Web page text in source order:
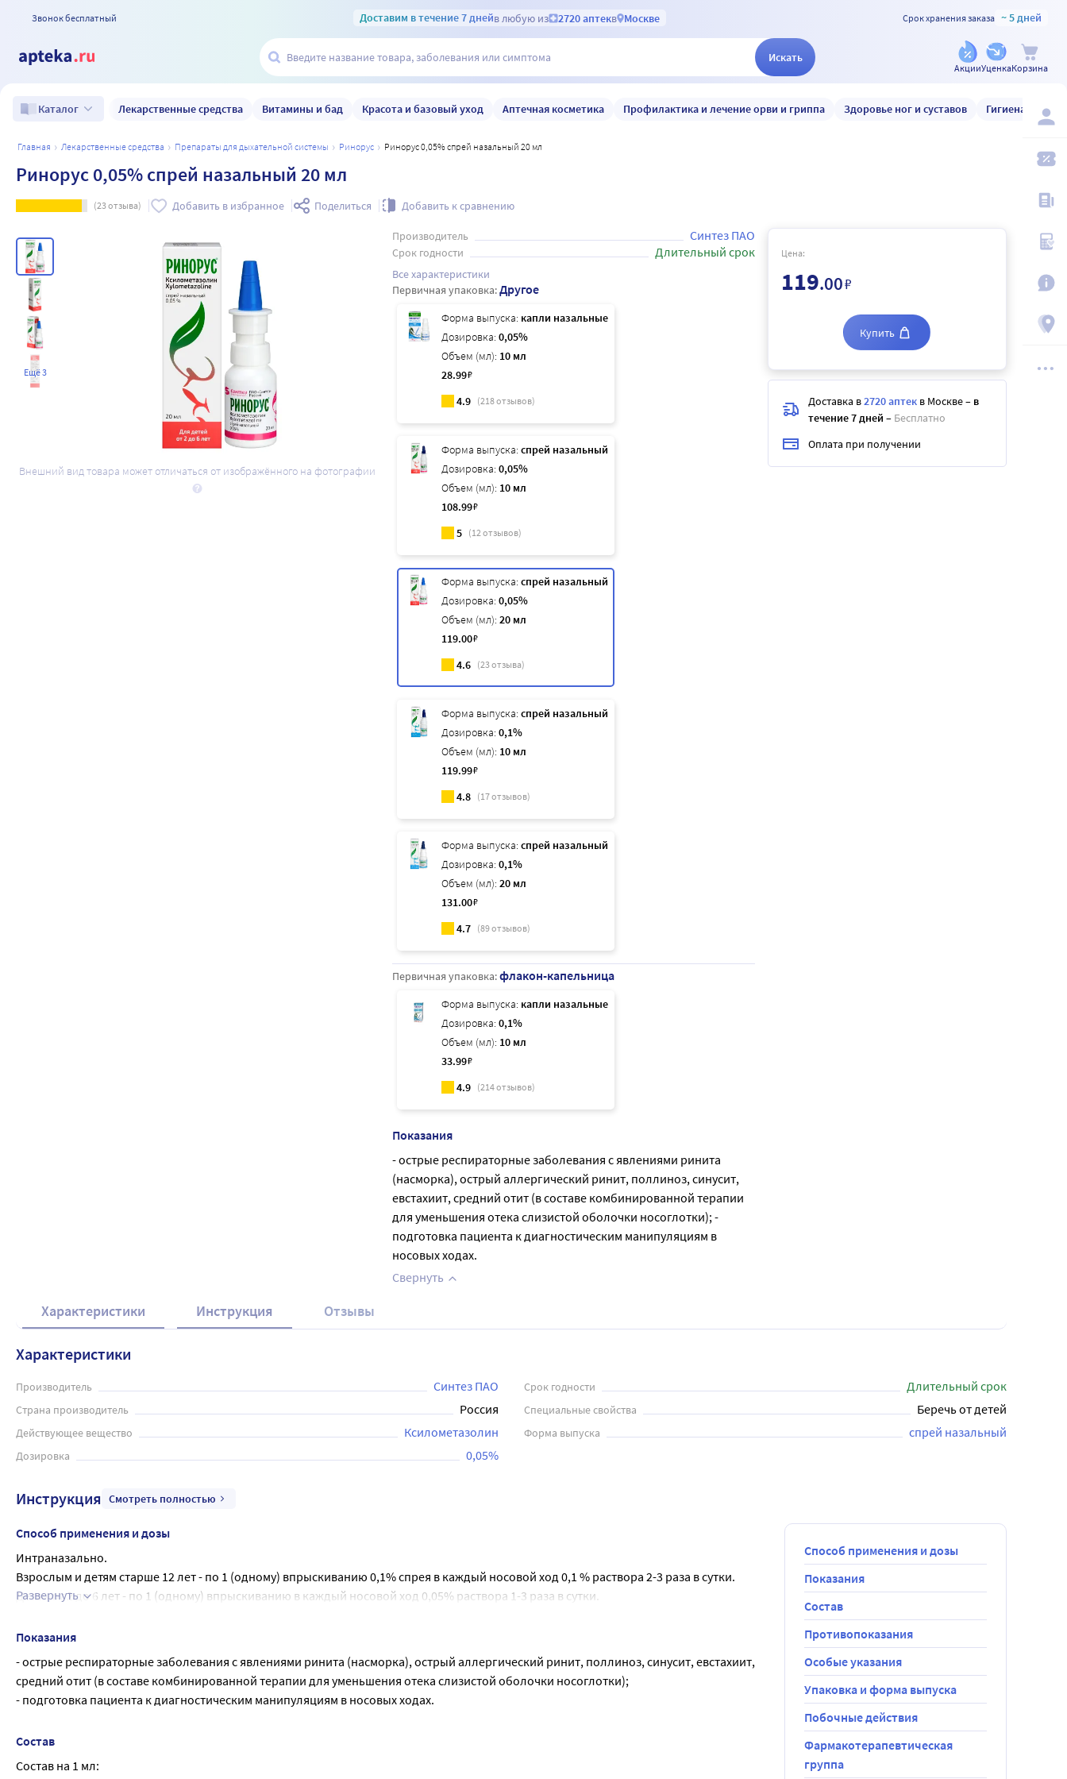
Звонок бесплатный Доставим в течение 7 днейв любую из 2720 аптекв Москве Срок хранения заказа ~ 5 дней
Искать
АкцииУценкаКорзина
Каталог Лекарственные средства Витамины и бад Красота и базовый уход Аптечная косметика Профилактика и лечение орви и гриппа Здоровье ног и суставов Гигиена и уход
главная лекарственные средства препараты для дыхательной системы ринорус Ринорус 0,05% спрей назальный 20 мл
Ринорус 0,05% спрей назальный 20 мл
(23отзыва) Добавить в избранное Поделиться Добавить к сравнению
Ещё 3
Внешний вид товара может отличаться от изображённого на фотографии
Производитель Синтез ПАО
Срок годности Длительный срок
Все характеристики
Первичная упаковка:Другое
Форма выпуска: капли назальные
Дозировка: 0,05%
Объем (мл): 10 мл
28.99₽
4.9 (218отзывов)
Форма выпуска: спрей назальный
Дозировка: 0,05%
Объем (мл): 10 мл
108.99₽
5 (12отзывов)
Форма выпуска: спрей назальный
Дозировка: 0,05%
Объем (мл): 20 мл
119.00₽
4.6 (23отзыва)
Форма выпуска: спрей назальный
Дозировка: 0,1%
Объем (мл): 10 мл
119.99₽
4.8 (17отзывов)
Форма выпуска: спрей назальный
Дозировка: 0,1%
Объем (мл): 20 мл
131.00₽
4.7 (89отзывов)
Первичная упаковка:флакон-капельница
Форма выпуска: капли назальные
Дозировка: 0,1%
Объем (мл): 10 мл
33.99₽
4.9 (214отзывов)
Показания
- острые респираторные заболевания с явлениями ринита
(насморка), острый аллергический ринит, поллиноз, синусит,
евстахиит, средний отит (в составе комбинированной терапии
для уменьшения отека слизистой оболочки носоглотки); -
подготовка пациента к диагностическим манипуляциям в
носовых ходах.
Свернуть
Цена:
119.00₽
Купить
Доставка в2720 аптек в Москве– в
течение 7 дней – Бесплатно
Оплата при получении
Характеристики Инструкция Отзывы
Характеристики
Производитель Синтез ПАО Срок годности Длительный срок
Страна производитель Россия Специальные свойства Беречь от детей
Действующее вещество Ксилометазолин Форма выпуска спрей назальный
Дозировка 0,05%
Инструкция Смотреть полностью
Способ применения и дозы
Интраназально.
Взрослым и детям старше 12 лет - по 1 (одному) впрыскиванию 0,1% спрея в каждый носовой ход 0,1 % раствора 2-3 раза в сутки.
Детям от 2 до 6 лет - по 1 (одному) впрыскиванию в каждый носовой ход 0,05% раствора 1-3 раза в сутки.
Препарат у детей следует применять под наблюдением взрослых. По поводу длительности применения у детей следует советоваться с
Правила применения препарата
Снять с флакона защитный колпачок. Перед первым применением следует несколько раз нажать на распылительную насадку до
появления струи с «облачком тумана». Флакон готов к использованию. При впрыскивании следует нажать на распылительную насадку 1
горизонтально или вниз. После применения флакон- распылитель закрыть защитным колпачком.
Развернуть
Показания
- острые респираторные заболевания с явлениями ринита (насморка), острый аллергический ринит, поллиноз, синусит, евстахиит,
средний отит (в составе комбинированной терапии для уменьшения отека слизистой оболочки носоглотки);
- подготовка пациента к диагностическим манипуляциям в носовых ходах.
Состав
Состав на 1 мл:
Способ применения и дозы
Показания
Состав
Противопоказания
Особые указания
Упаковка и форма выпуска
Побочные действия
Фармакотерапевтическая
группа